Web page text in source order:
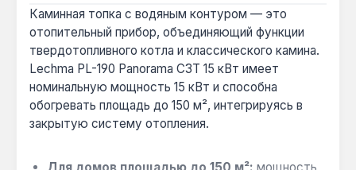
Каминная топка с водяным контуром — это
отопительный прибор, объединяющий функции
твердотопливного котла и классического камина.
Lechma PL-190 Panorama СЗТ 15 кВт имеет
номинальную мощность 15 кВт и способна
обогревать площадь до 150 м², интегрируясь в
закрытую систему отопления.